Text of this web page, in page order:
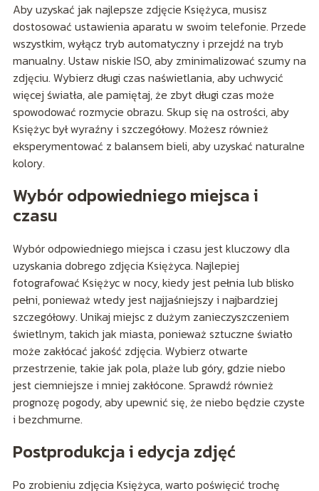
Aby uzyskać jak najlepsze zdjęcie Księżyca, musisz
dostosować ustawienia aparatu w swoim telefonie. Przede
wszystkim, wyłącz tryb automatyczny i przejdź na tryb
manualny. Ustaw niskie ISO, aby zminimalizować szumy na
zdjęciu. Wybierz długi czas naświetlania, aby uchwycić
więcej światła, ale pamiętaj, że zbyt długi czas może
spowodować rozmycie obrazu. Skup się na ostrości, aby
Księżyc był wyraźny i szczegółowy. Możesz również
eksperymentować z balansem bieli, aby uzyskać naturalne
kolory.
Wybór odpowiedniego miejsca i
czasu
Wybór odpowiedniego miejsca i czasu jest kluczowy dla
uzyskania dobrego zdjęcia Księżyca. Najlepiej
fotografować Księżyc w nocy, kiedy jest pełnia lub blisko
pełni, ponieważ wtedy jest najjaśniejszy i najbardziej
szczegółowy. Unikaj miejsc z dużym zanieczyszczeniem
świetlnym, takich jak miasta, ponieważ sztuczne światło
może zakłócać jakość zdjęcia. Wybierz otwarte
przestrzenie, takie jak pola, plaże lub góry, gdzie niebo
jest ciemniejsze i mniej zakłócone. Sprawdź również
prognozę pogody, aby upewnić się, że niebo będzie czyste
i bezchmurne.
Postprodukcja i edycja zdjęć
Po zrobieniu zdjęcia Księżyca, warto poświęcić trochę